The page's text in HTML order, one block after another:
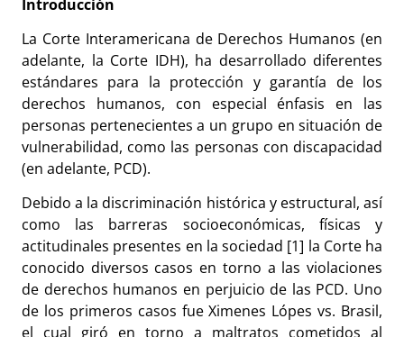
Introducción
La Corte Interamericana de Derechos Humanos (en
adelante, la Corte IDH), ha desarrollado diferentes
estándares para la protección y garantía de los
derechos humanos, con especial énfasis en las
personas pertenecientes a un grupo en situación de
vulnerabilidad, como las personas con discapacidad
(en adelante, PCD).
Debido a la discriminación histórica y estructural, así
como las barreras socioeconómicas, físicas y
actitudinales presentes en la sociedad [1] la Corte ha
conocido diversos casos en torno a las violaciones
de derechos humanos en perjuicio de las PCD. Uno
de los primeros casos fue Ximenes Lópes vs. Brasil,
el cual giró en torno a maltratos cometidos al